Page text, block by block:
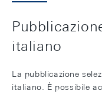
italiano
La pubblicazione
italiano. È possibile